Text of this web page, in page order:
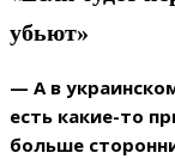
убьют»
— А в
есть какие-то
больше